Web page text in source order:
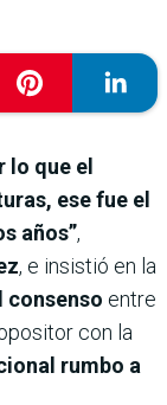
que el
ese fue el
años”,
, e insistió en la
consenso entre
con la
rumbo a